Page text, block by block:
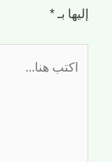
إليها بـ *